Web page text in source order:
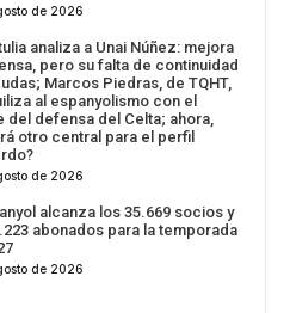
de 2026
analiza a Unai Núñez: mejora
pero su falta de continuidad
Marcos Piedras, de TQHT,
al espanyolismo con el
del defensa del Celta; ahora,
otro central para el perfil
de 2026
alcanza los 35.669 socios y
abonados para la temporada
de 2026